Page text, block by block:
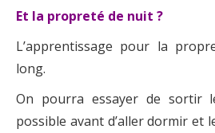
Et la propreté de nuit ?
L’apprentissage pour la
long.
On pourra essayer de sortir
possible avant d’aller dormir et